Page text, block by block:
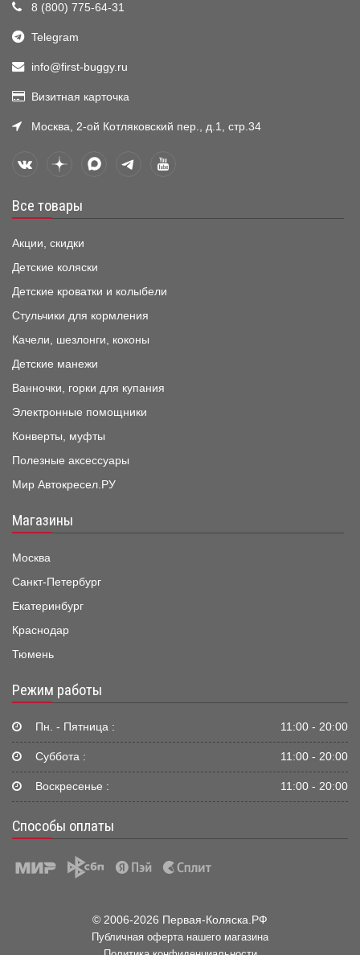
8 (800) 775-64-31
Telegram
info@first-buggy.ru
Визитная карточка
Москва, 2-ой Котляковский пер., д.1, стр.34
Все товары
Акции, скидки
Детские коляски
Детские кроватки и колыбели
Стульчики для кормления
Качели, шезлонги, коконы
Детские манежи
Ванночки, горки для купания
Электронные помощники
Конверты, муфты
Полезные аксессуары
Мир Автокресел.РУ
Магазины
Москва
Санкт-Петербург
Екатеринбург
Краснодар
Тюмень
Режим работы
Пн. - Пятница : 11:00 - 20:00
Суббота : 11:00 - 20:00
Воскресенье : 11:00 - 20:00
Способы оплаты
© 2006-2026 Первая-Коляска.РФ
Публичная оферта нашего магазина